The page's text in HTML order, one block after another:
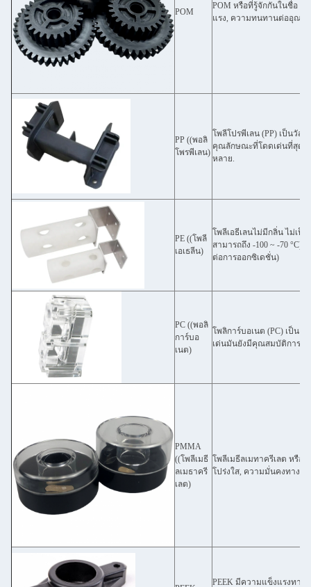
POM
POM หรือที่รู้จักกันในชื่อ
แรง, ความทนทานต่ออุณห
PP ((พอลิ
โพรพีเลน)
โพลีโปรพีเลน (PP) เป็นวั
คุณลักษณะที่โดดเด่นที่สุดคื
หลาย.
PE ((โพลี
เอเธลีน)
โพลีเอธีเลนไม่มีกลิ่น ไม่เ
สามารถถึง -100 ~ -70
ต่อการออกซิเดชั่น)
PC ((พอลิ
การ์บอ
เนต)
โพลิการ์บอเนต (PC) เป็น
เด่นมันยังมีคุณสมบัติการกั
PMMA
((โพลีเมธี
ลเมธาครี
เลต)
โพลีเมธีลเมทาครีเลต หรือ
โปร่งใส, ความมั่นคงทางเ
PEEK มีความแข็งแรงทาง